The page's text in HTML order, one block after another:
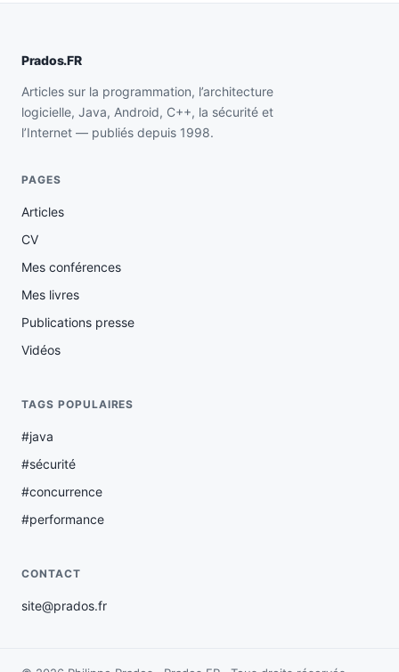
Prados.FR
Articles sur la programmation, l’architecture
logicielle, Java, Android, C++, la sécurité et
l’Internet — publiés depuis 1998.
PAGES
Articles
CV
Mes conférences
Mes livres
Publications presse
Vidéos
TAGS POPULAIRES
#java
#sécurité
#concurrence
#performance
CONTACT
site@prados.fr